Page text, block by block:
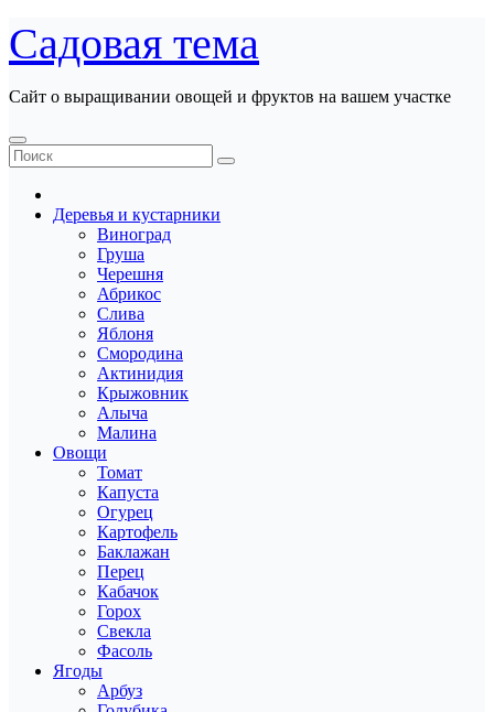
Перейти
к
содержанию
Садовая тема
Сайт о выращивании овощей и фруктов на вашем участке
Деревья и кустарники
Виноград
Груша
Черешня
Абрикос
Слива
Яблоня
Смородина
Актинидия
Крыжовник
Алыча
Малина
Овощи
Томат
Капуста
Огурец
Картофель
Баклажан
Перец
Кабачок
Горох
Свекла
Фасоль
Ягоды
Арбуз